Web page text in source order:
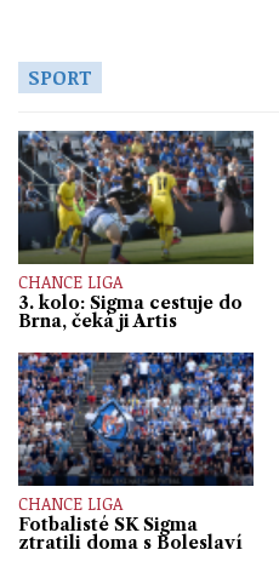
SPORT
CHANCE LIGA
3. kolo: Sigma cestuje do
Brna, čeká ji Artis
CHANCE LIGA
Fotbalisté SK Sigma
ztratili doma s Boleslaví